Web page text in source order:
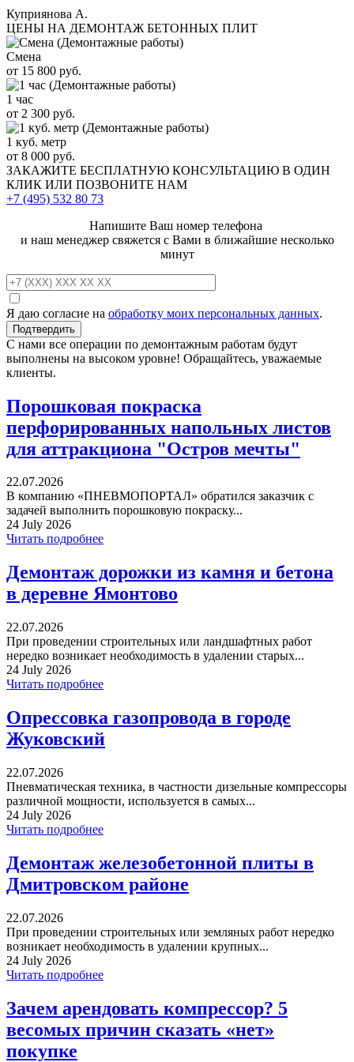
Куприянова А.
ЦЕНЫ НА ДЕМОНТАЖ БЕТОННЫХ ПЛИТ
Смена
от 15 800 руб.
1 час
от 2 300 руб.
1 куб. метр
от 8 000 руб.
ЗАКАЖИТЕ БЕСПЛАТНУЮ КОНСУЛЬТАЦИЮ В ОДИН
КЛИК ИЛИ ПОЗВОНИТЕ НАМ
+7 (495) 532 80 73
Напишите Ваш номер телефона
и наш менеджер свяжется с Вами в ближайшие несколько
минут
Я даю согласие на обработку моих персональных данных.
С нами все операции по демонтажным работам будут
выполнены на высоком уровне! Обращайтесь, уважаемые
клиенты.
Порошковая покраска
перфорированных напольных листов
для аттракциона "Остров мечты"
22.07.2026
В компанию «ПНЕВМОПОРТАЛ» обратился заказчик с
задачей выполнить порошковую покраску...
24 July 2026
Читать подробнее
Демонтаж дорожки из камня и бетона
в деревне Ямонтово
22.07.2026
При проведении строительных или ландшафтных работ
нередко возникает необходимость в удалении старых...
24 July 2026
Читать подробнее
Опрессовка газопровода в городе
Жуковский
22.07.2026
Пневматическая техника, в частности дизельные компрессоры
различной мощности, используется в самых...
24 July 2026
Читать подробнее
Демонтаж железобетонной плиты в
Дмитровском районе
22.07.2026
При проведении строительных или земляных работ нередко
возникает необходимость в удалении крупных...
24 July 2026
Читать подробнее
Зачем арендовать компрессор? 5
весомых причин сказать «нет»
покупке